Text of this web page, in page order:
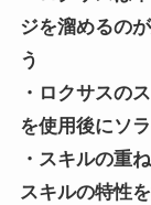
ジを溜めるの
う
・ロクサスの
を使用後にソ
・スキルの重
スキルの特性